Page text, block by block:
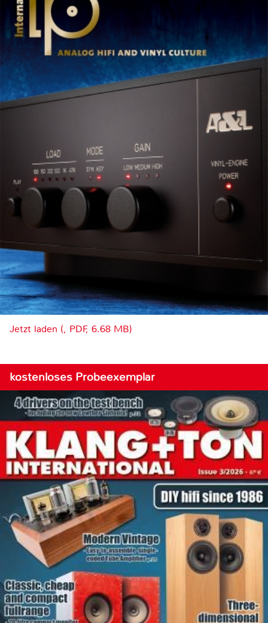
Jetzt laden (, PDF, 6.68 MB)
kostenloses Probeexemplar